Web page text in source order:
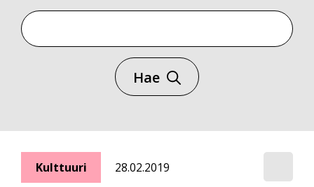
Hae sivustolta
Hae
Kulttuuri 28.02.2019